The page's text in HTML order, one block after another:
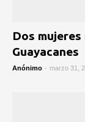
Dos
Guayacanes
Anónimo - marzo 31,